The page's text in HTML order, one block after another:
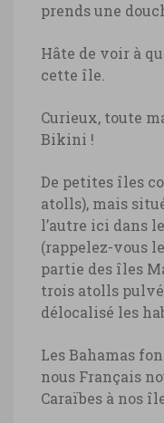
prends une
Hâte de voir à
cette île.
Curieux, toute
Bikini !
De petites îles
atolls), mais
l’autre ici dans
(rappelez-vous
partie des îles
trois atolls
délocalisé les
Les Bahamas
nous Français
Caraïbes à nos